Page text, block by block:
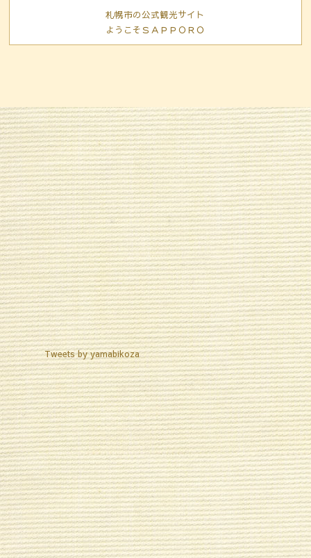
札幌市の公式観光サイト
ようこそＳＡＰＰＯＲＯ
Tweets by yamabikoza